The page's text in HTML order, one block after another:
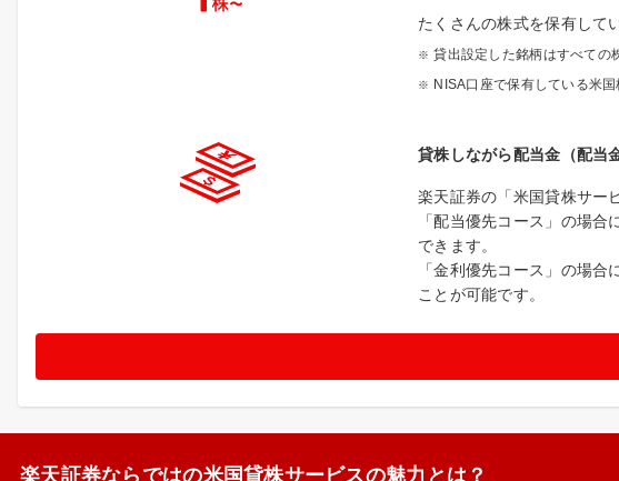
たくさんの株式を保有して
貸出設定した銘柄はすべての
NISA口座で保有している米国
貸株しながら配当金（配当
楽天証券の「米国貸株サー
「配当優先コース」の場
できます。
「金利優先コース」の場
ことが可能です。
楽天証券ならではの米国貸株サービスの魅力とは？